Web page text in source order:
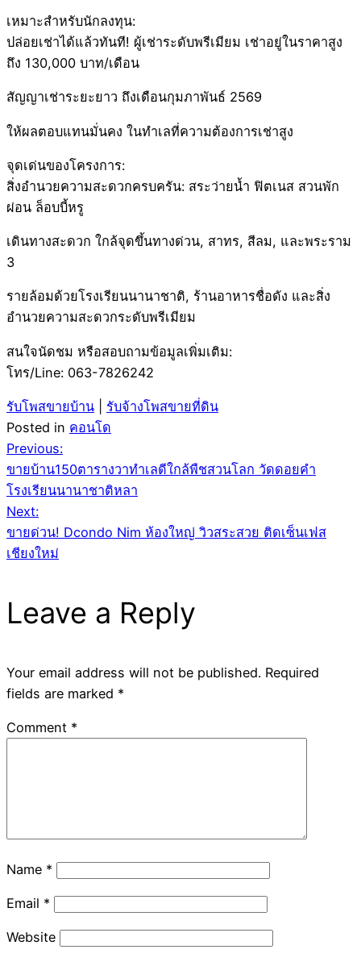
เหมาะสำหรับนักลงทุน:
ปล่อยเช่าได้แล้วทันที! ผู้เช่าระดับพรีเมียม เช่าอยู่ในราคาสูง
ถึง 130,000 บาท/เดือน
สัญญาเช่าระยะยาว ถึงเดือนกุมภาพันธ์ 2569
ให้ผลตอบแทนมั่นคง ในทำเลที่ความต้องการเช่าสูง
จุดเด่นของโครงการ:
สิ่งอำนวยความสะดวกครบครัน: สระว่ายน้ำ ฟิตเนส สวนพัก
ผ่อน ล็อบบี้หรู
เดินทางสะดวก ใกล้จุดขึ้นทางด่วน, สาทร, สีลม, และพระราม
3
รายล้อมด้วยโรงเรียนนานาชาติ, ร้านอาหารชื่อดัง และสิ่ง
อำนวยความสะดวกระดับพรีเมียม
สนใจนัดชม หรือสอบถามข้อมูลเพิ่มเติม:
โทร/Line: 063-7826242
รับโพสขายบ้าน
รับจ้างโพสขายที่ดิน
Posted in คอนโด
Post
navigation
Previous:
ขายบ้าน150ตารางวาทำเลดีใกล้พืชสวนโลก วัดดอยคำ
โรงเรียนนานาชาติหลา
Next:
ขายด่วน! Dcondo Nim ห้องใหญ่ วิวสระสวย ติดเซ็นเฟส
เชียงใหม่
Leave a Reply
Your email address will not be published. Required
fields are marked *
Comment *
Name *
Email *
Website